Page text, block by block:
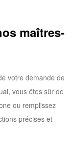
maîtres-
votre demande de
vous êtes sûr de
ou remplissez
précises et